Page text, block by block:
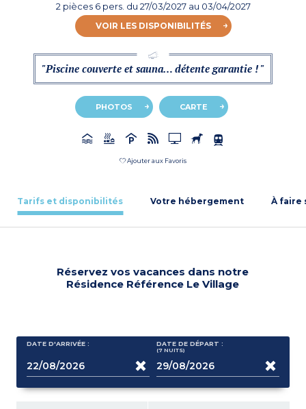
2 pièces 6 pers. du 27/03/2027au 03/04/2027
VOIR LES DISPONIBILITÉS
"Piscine couverte et sauna… détente garantie ! "
PHOTOS CARTE
Ajouter aux Favoris
Tarifs et disponibilités Votre hébergement À faire
Réservez vos vacances dans notre
Résidence Référence Le Village
DATE D'ARRIVÉE : DATE DE DÉPART :
(7 NUITS)